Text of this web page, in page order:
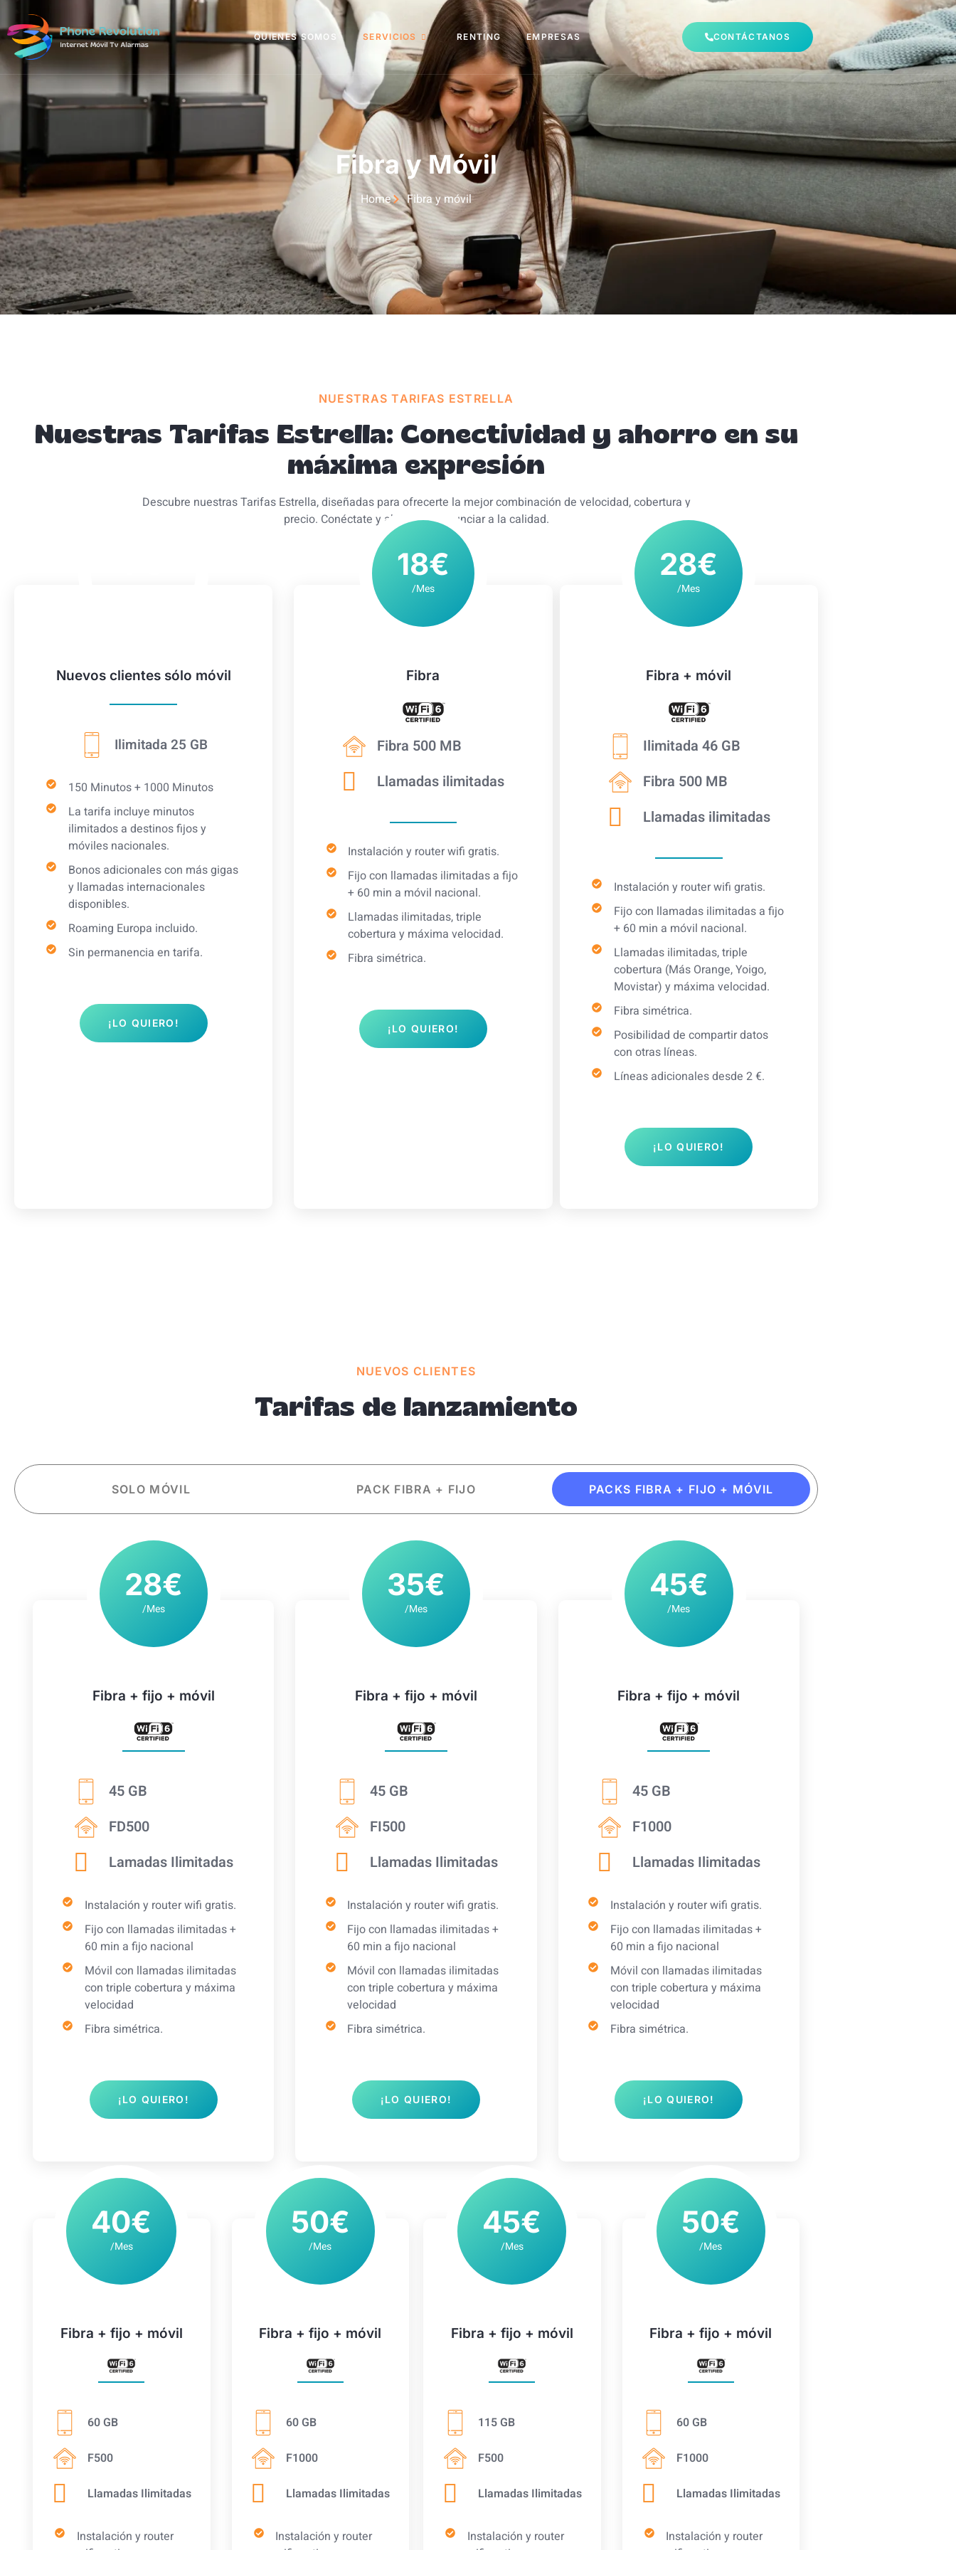
QUIENES SOMOS SERVICIOS RENTING EMPRESAS CONTÁCTANOS
Fibra y Móvil
Home Fibra y móvil
NUESTRAS TARIFAS ESTRELLA
Nuestras Tarifas Estrella: Conectividad y ahorro en su
máxima expresión
Descubre nuestras Tarifas Estrella, diseñadas para ofrecerte la mejor combinación de velocidad, cobertura y
precio. Conéctate y ahorra sin renunciar a la calidad.
Nuevos clientes sólo móvil
Ilimitada 25 GB
150 Minutos + 1000 Minutos
La tarifa incluye minutos
ilimitados a destinos fijos y
móviles nacionales.
Bonos adicionales con más gigas
y llamadas internacionales
disponibles.
Roaming Europa incluido.
Sin permanencia en tarifa.
¡LO QUIERO!
18€
/Mes
Fibra
Fibra 500 MB
Llamadas ilimitadas
Instalación y router wifi gratis.
Fijo con llamadas ilimitadas a fijo
+ 60 min a móvil nacional.
Llamadas ilimitadas, triple
cobertura y máxima velocidad.
Fibra simétrica.
¡LO QUIERO!
28€
/Mes
Fibra + móvil
Ilimitada 46 GB
Fibra 500 MB
Llamadas ilimitadas
Instalación y router wifi gratis.
Fijo con llamadas ilimitadas a fijo
+ 60 min a móvil nacional.
Llamadas ilimitadas, triple
cobertura (Más Orange, Yoigo,
Movistar) y máxima velocidad.
Fibra simétrica.
Posibilidad de compartir datos
con otras líneas.
Líneas adicionales desde 2 €.
¡LO QUIERO!
NUEVOS CLIENTES
Tarifas de lanzamiento
SOLO MÓVIL PACK FIBRA + FIJO PACKS FIBRA + FIJO + MÓVIL
28€
/Mes
Fibra + fijo + móvil
45 GB
FD500
Lamadas Ilimitadas
Instalación y router wifi gratis.
Fijo con llamadas ilimitadas +
60 min a fijo nacional
Móvil con llamadas ilimitadas
con triple cobertura y máxima
velocidad
Fibra simétrica.
¡LO QUIERO!
35€
/Mes
Fibra + fijo + móvil
45 GB
FI500
Llamadas Ilimitadas
Instalación y router wifi gratis.
Fijo con llamadas ilimitadas +
60 min a fijo nacional
Móvil con llamadas ilimitadas
con triple cobertura y máxima
velocidad
Fibra simétrica.
¡LO QUIERO!
45€
/Mes
Fibra + fijo + móvil
45 GB
F1000
Llamadas Ilimitadas
Instalación y router wifi gratis.
Fijo con llamadas ilimitadas +
60 min a fijo nacional
Móvil con llamadas ilimitadas
con triple cobertura y máxima
velocidad
Fibra simétrica.
¡LO QUIERO!
40€
/Mes
Fibra + fijo + móvil
60 GB
F500
Llamadas Ilimitadas
Instalación y router
50€
/Mes
Fibra + fijo + móvil
60 GB
F1000
Llamadas Ilimitadas
Instalación y router
45€
/Mes
Fibra + fijo + móvil
115 GB
F500
Llamadas Ilimitadas
Instalación y router
50€
/Mes
Fibra + fijo + móvil
60 GB
F1000
Llamadas Ilimitadas
Instalación y router